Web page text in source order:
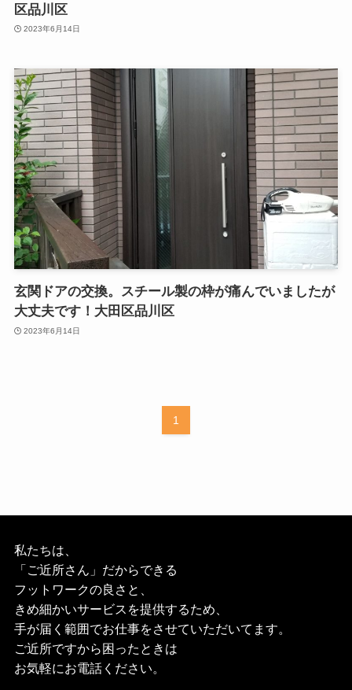
区品川区
2023年6月14日
玄関ドアの交換。スチール製の枠が痛んでいましたが
大丈夫です！大田区品川区
2023年6月14日
1
私たちは、
「ご近所さん」だからできる
フットワークの良さと、
きめ細かいサービスを提供するため、
手が届く範囲でお仕事をさせていただいてます。
ご近所ですから困ったときは
お気軽にお電話ください。